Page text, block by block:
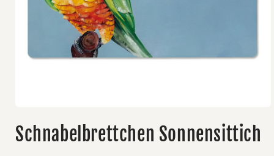
in
Modal
Schnabelbrettchen Sonnensittich